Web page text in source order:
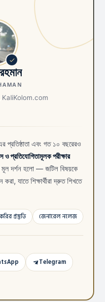
KaliKolom.com
প্রতিষ্ঠাতা এবং গত ১০ বছরেরও
ও প্রতিযোগিতামূলক পরীক্ষার
দর্শন হলো — জটিল বিষয়কে
যাতে শিক্ষার্থীরা দ্রুত শিখতে
প্রস্তুতি জেনারেল নলেজ
Telegram